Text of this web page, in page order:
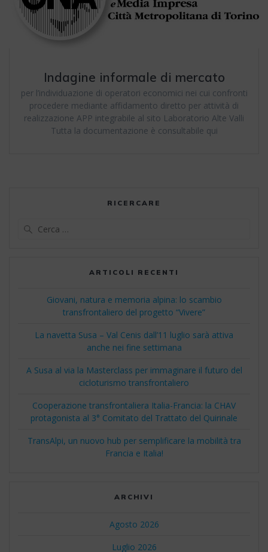
Indagine informale di mercato
per l’individuazione di operatori economici nei cui confronti
procedere mediante affidamento diretto per attività di
realizzazione APP integrabile al sito Laboratorio Alte Valli
Tutta la documentazione è consultabile qui
RICERCARE
ARTICOLI RECENTI
Giovani, natura e memoria alpina: lo scambio
transfrontaliero del progetto “Vivere”
La navetta Susa – Val Cenis dall’11 luglio sarà attiva
anche nei fine settimana
A Susa al via la Masterclass per immaginare il futuro del
cicloturismo transfrontaliero
Cooperazione transfrontaliera Italia-Francia: la CHAV
protagonista al 3° Comitato del Trattato del Quirinale
TransAlpi, un nuovo hub per semplificare la mobilità tra
Francia e Italia!
ARCHIVI
Agosto 2026
Luglio 2026